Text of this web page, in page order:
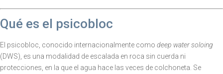
Qué es el psicobloc
El psicobloc, conocido internacionalmente como deep water soloing
(DWS), es una modalidad de escalada en roca sin cuerda ni
protecciones, en la que el agua hace las veces de colchoneta. Se